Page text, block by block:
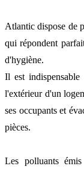
Atlantic dispose de
qui répondent
d'hygiène.
Il est
l'extérieur d'un
ses occupants et
pièces.
Les polluants